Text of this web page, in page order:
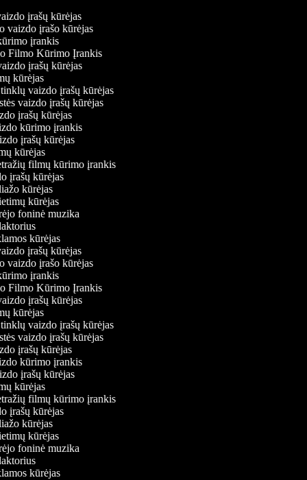
įrašų kūrėjas
vaizdo įrašo kūrėjas
įrankis
Filmo Kūrimo Įrankis
įrašų kūrėjas
kūrėjas
tinklų vaizdo įrašų kūrėjas
vaizdo įrašų kūrėjas
įrašų kūrėjas
kūrimo įrankis
įrašų kūrėjas
kūrėjas
filmų kūrimo įrankis
įrašų kūrėjas
kūrėjas
kūrėjas
foninė muzika
kūrėjas
įrašų kūrėjas
vaizdo įrašo kūrėjas
įrankis
Filmo Kūrimo Įrankis
įrašų kūrėjas
kūrėjas
tinklų vaizdo įrašų kūrėjas
vaizdo įrašų kūrėjas
įrašų kūrėjas
kūrimo įrankis
įrašų kūrėjas
kūrėjas
filmų kūrimo įrankis
įrašų kūrėjas
kūrėjas
kūrėjas
foninė muzika
kūrėjas